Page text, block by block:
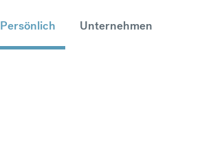
Persönlich Unternehmen